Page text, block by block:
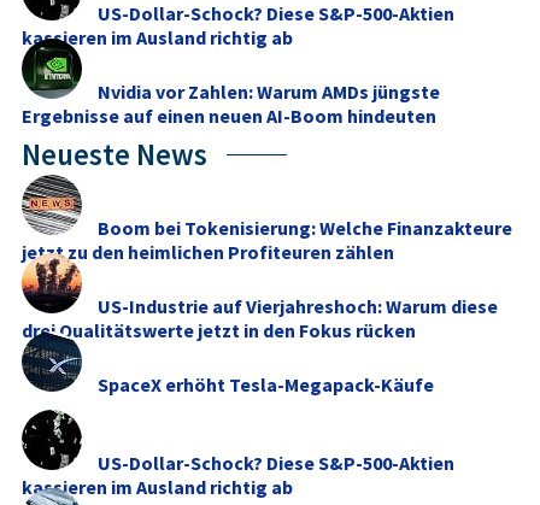
US-Dollar-Schock? Diese S&P-500-Aktien
kassieren im Ausland richtig ab
Nvidia vor Zahlen: Warum AMDs jüngste
Ergebnisse auf einen neuen AI-Boom hindeuten
Neueste News
Boom bei Tokenisierung: Welche Finanzakteure
jetzt zu den heimlichen Profiteuren zählen
US-Industrie auf Vierjahreshoch: Warum diese
drei Qualitätswerte jetzt in den Fokus rücken
SpaceX erhöht Tesla-Megapack-Käufe
US-Dollar-Schock? Diese S&P-500-Aktien
kassieren im Ausland richtig ab